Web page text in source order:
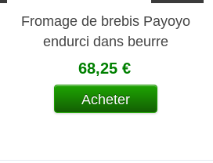
Fromage de brebis Payoyo
endurci dans beurre
68,25 €
Acheter